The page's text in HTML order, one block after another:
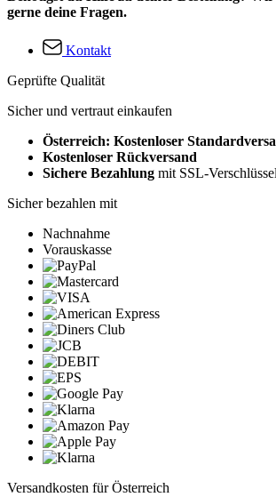
gerne deine Fragen.
Kontakt
Geprüfte Qualität
Sicher und vertraut einkaufen
Österreich: Kostenloser
Kostenloser Rückversand
Sichere Bezahlung mit SSL-
Sicher bezahlen mit
Nachnahme
Vorauskasse
Versandkosten für Österreich